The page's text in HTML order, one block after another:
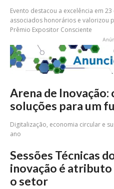
Evento destacou a excelência em
associados honorários e valorizou
Prêmio Expositor Consciente
Arena de Inovação:
soluções para um
Digitalização, economia circular e
ano
Sessões Técnicas
inovação é
o setor